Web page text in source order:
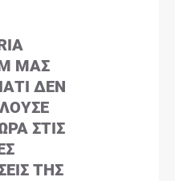
ΜΑΣ
ΔΕΝ
ΣΤΙΣ
ΤΗΣ